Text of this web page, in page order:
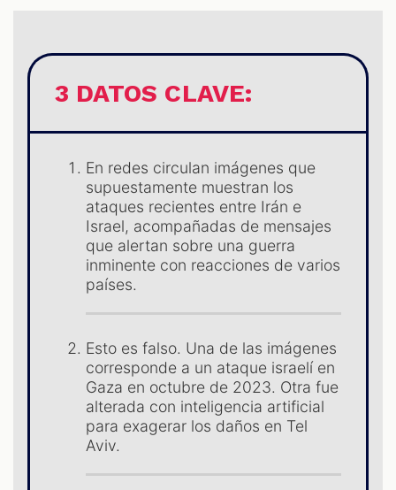
3 DATOS CLAVE:
En redes circulan imágenes que
supuestamente muestran los
ataques recientes entre Irán e
Israel, acompañadas de mensajes
que alertan sobre una guerra
inminente con reacciones de varios
países.
Esto es falso. Una de las imágenes
corresponde a un ataque israelí en
Gaza en octubre de 2023. Otra fue
alterada con inteligencia artificial
para exagerar los daños en Tel
Aviv.